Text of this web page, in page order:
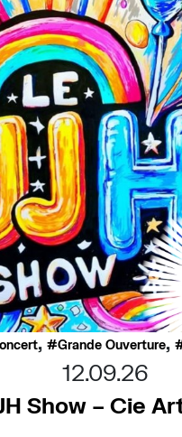
, Grande Ouverture,
12.09.26
Show – Cie